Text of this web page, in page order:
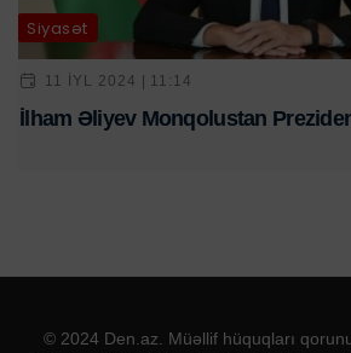
Siyasət
11 IYL 2024 | 11:14
İlham Əliyev Monqolustan
© 2024 Den.az. Müəllif hüquqları